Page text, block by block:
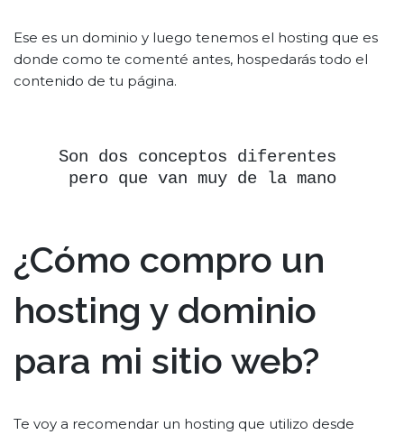
Ese es un dominio y luego tenemos el hosting que es
donde como te comenté antes, hospedarás todo el
contenido de tu página.
Son dos conceptos diferentes
pero que van muy de la mano
¿Cómo compro un
hosting y dominio
para mi sitio web?
Te voy a recomendar un hosting que utilizo desde